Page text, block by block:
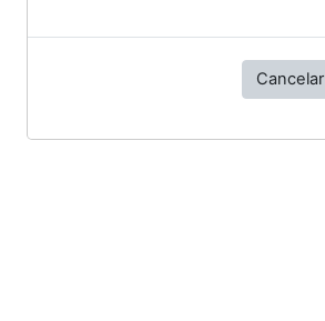
Cancelar